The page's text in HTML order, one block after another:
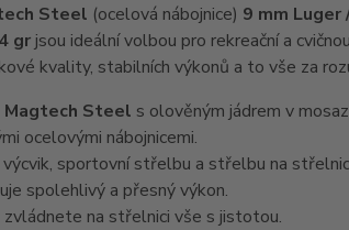
Steel (ocelová nábojnice) 9 mm Luger
grjsou ideální volbou pro rekreační a
kvality, stabilních výkonů a to vše za
Magtech Steel s olověným jádrem v
ocelovými nábojnicemi.
sportovní střelbu a střelbu na
spolehlivý a přesný výkon.
zvládnete na střelnici vše s jistotou.